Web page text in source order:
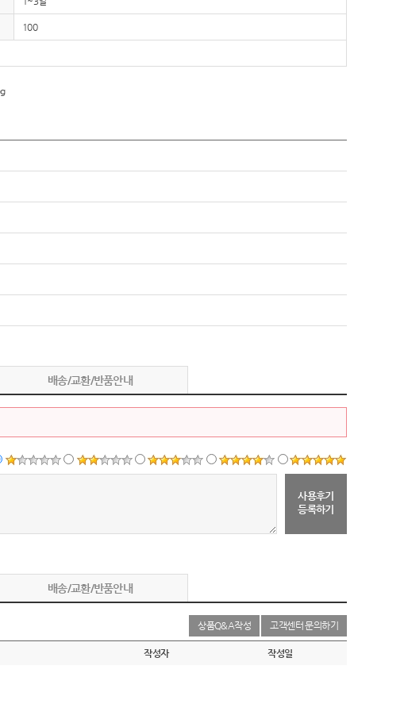
100
배송/교환/반품안내
사용후기
등록하기
배송/교환/반품안내
상품Q&A작성 고객센터 문의하기
작성자 작성일